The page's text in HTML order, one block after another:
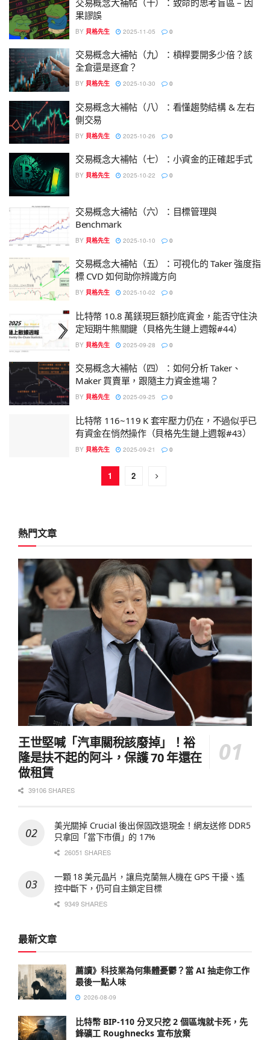
果謬誤
BY 貝格先生 2025-11-05 0
交易概念大補帖（九）：槓桿要開多少倍？該
全倉還是逐倉？
BY 貝格先生 2025-10-30 0
交易概念大補帖（八）：看懂趨勢結構 & 左右
側交易
BY 貝格先生 2025-10-26 0
交易概念大補帖（七）：小資金的正確起手式
BY 貝格先生 2025-10-22 0
交易概念大補帖（六）：目標管理與
Benchmark
BY 貝格先生 2025-10-10 0
交易概念大補帖（五）：可視化的 Taker 強度指
標 CVD 如何助你辨識方向
BY 貝格先生 2025-10-02 0
比特幣 10.8 萬鎂現巨額抄底資金，能否守住決
定短期牛熊關鍵（貝格先生鏈上週報#44）
BY 貝格先生 2025-09-28 0
交易概念大補帖（四）：如何分析 Taker、
Maker 買賣單，跟隨主力資金進場？
BY 貝格先生 2025-09-25 0
比特幣 116~119 K 套牢壓力仍在，不過似乎已
有資金在悄然操作（貝格先生鏈上週報#43）
BY 貝格先生 2025-09-21 0
1 2
熱門文章
王世堅喊「汽車關稅該廢掉」！裕
隆是扶不起的阿斗，保護 70 年還在
做租賃
39106 SHARES
美光關掉 Crucial 後出保固改退現金！網友送修 DDR5
只拿回「當下市價」的 17%
26051 SHARES
一顆 18 美元晶片，讓烏克蘭無人機在 GPS 干擾、遙
控中斷下，仍可自主鎖定目標
9349 SHARES
最新文章
薦讀》科技業為何集體憂鬱？當 AI 抽走你工作
最後一點人味
2026-08-09
比特幣 BIP-110 分叉只挖 2 個區塊就卡死，先
鋒礦工 Roughnecks 宣布放棄